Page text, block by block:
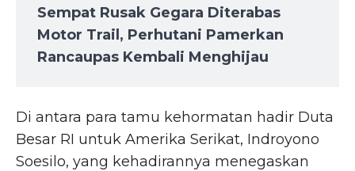
Sempat Rusak Gegara Diterabas
Motor Trail, Perhutani Pamerkan
Rancaupas Kembali Menghijau
Di antara para tamu kehormatan hadir Duta
Besar RI untuk Amerika Serikat, Indroyono
Soesilo, yang kehadirannya menegaskan